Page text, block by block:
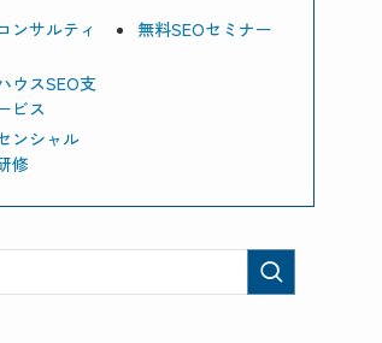
ンサルティ
ウスSEO支
ビス
ンシャル
修
無料SEOセミナー